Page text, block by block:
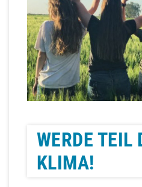
WERDE TEIL
KLIMA!